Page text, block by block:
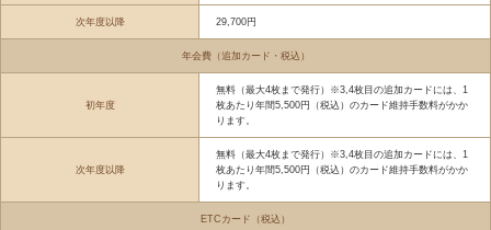
次年度以降 29,700円
年会費（追加カード・税込）
初年度
無料（最大4枚まで発行）※3,4枚目の追加カードには、1
枚あたり年間5,500円（税込）のカード維持手数料がかか
ります。
次年度以降
無料（最大4枚まで発行）※3,4枚目の追加カードには、1
枚あたり年間5,500円（税込）のカード維持手数料がかか
ります。
ETCカード（税込）